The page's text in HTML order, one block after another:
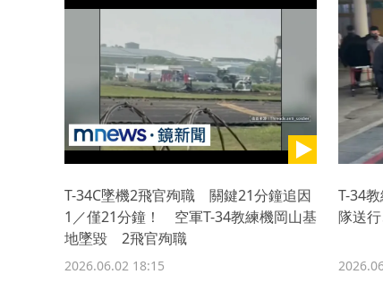
T-34C墜機2飛官殉職 關鍵21分鐘追因
1／僅21分鐘！ 空軍T-34教練機岡山基
地墜毀 2飛官殉職
2026.06.02 18:15
T-34
隊送